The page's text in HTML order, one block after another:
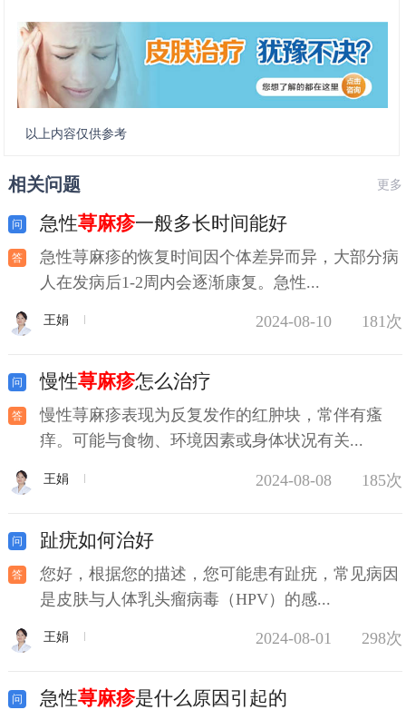
以上内容仅供参考
相关问题 更多
急性荨麻疹一般多长时间能好
急性荨麻疹的恢复时间因个体差异而异，大部分病
人在发病后1-2周内会逐渐康复。急性...
王娟 2024-08-10 181次
慢性荨麻疹怎么治疗
慢性荨麻疹表现为反复发作的红肿块，常伴有瘙
痒。可能与食物、环境因素或身体状况有关...
王娟 2024-08-08 185次
趾疣如何治好
您好，根据您的描述，您可能患有趾疣，常见病因
是皮肤与人体乳头瘤病毒（HPV）的感...
王娟 2024-08-01 298次
急性荨麻疹是什么原因引起的